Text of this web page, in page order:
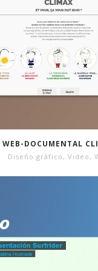
WEB-DOCUMENTAL
Diseño gráfico , Video ,